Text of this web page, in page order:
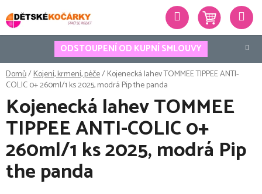
na
obsah
ODSTOUPENÍ OD KUPNÍ SMLOUVY
Hledat
Domů/Kojení, krmení, péče/Kojenecká lahev TOMMEE TIPPEE ANTI-
COLIC 0+ 260ml/1 ks 2025, modrá Pip the panda
Kojenecká lahev TOMMEE
TIPPEE ANTI-COLIC 0+
260ml/1 ks 2025, modrá Pip
the panda